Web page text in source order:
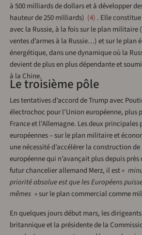
à 500 milliards de dollars et à développer
hauteur de 250 milliards) 4 . Elle
avec la Russie, à la fois sur le plan militaire
ventes d’armes à la Russie…) et sur le plan
énergétique, dans une dynamique où la
devient de plus en plus dépendante et
à la Chine.
Le troisième pôle
Les tentatives d’accord de Trump avec
électrochoc pour l’Union européenne, plus
France et l’Allemagne. Les deux principales
européennes – sur le plan militaire et
une nécessité d’accélérer la construction
européenne qui n’avançait plus depuis
futur chancelier allemand Merz, il est«
priorité absolue est que les Européens
mêmes »sur le plan commercial comme
En quelques jours début mars, les
britannique et la présidente de la